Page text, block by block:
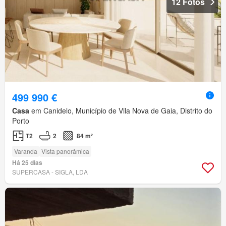
499 990 €
Casa em Canidelo, Município de Vila Nova de Gaia, Distrito do
Porto
T2 2 84 m²
Varanda Vista panorâmica
Há 25 dias
SUPERCASA - SIGLA, LDA